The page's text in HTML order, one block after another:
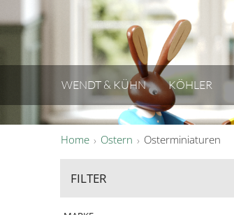
WENDT & KÜHN KÖHLER
Home Ostern Osterminiaturen
FILTER